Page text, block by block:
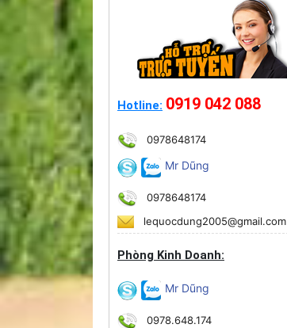
Hotline: 0919 042 088
0978648174
Mr Dũng
0978648174
lequocdung2005@gmail.com
Phòng Kinh Doanh:
Mr Dũng
0978.648.174